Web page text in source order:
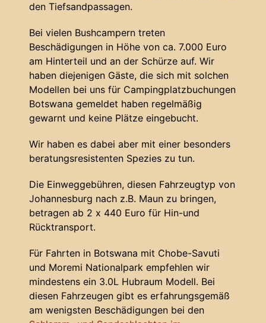
den Tiefsandpassagen.
Bei vielen Bushcampern treten
Beschädigungen in Höhe von ca. 7.000 Euro
am Hinterteil und an der Schürze auf. Wir
haben diejenigen Gäste, die sich mit solchen
Modellen bei uns für Campingplatzbuchungen
Botswana gemeldet haben regelmäßig
gewarnt und keine Plätze eingebucht.
Wir haben es dabei aber mit einer besonders
beratungsresistenten Spezies zu tun.
Die Einweggebühren, diesen Fahrzeugtyp von
Johannesburg nach z.B. Maun zu bringen,
betragen ab 2 x 440 Euro für Hin-und
Rücktransport.
Für Fahrten in Botswana mit Chobe-Savuti
und Moremi Nationalpark empfehlen wir
mindestens ein 3.0L Hubraum Modell. Bei
diesen Fahrzeugen gibt es erfahrungsgemäß
am wenigsten Beschädigungen bei den